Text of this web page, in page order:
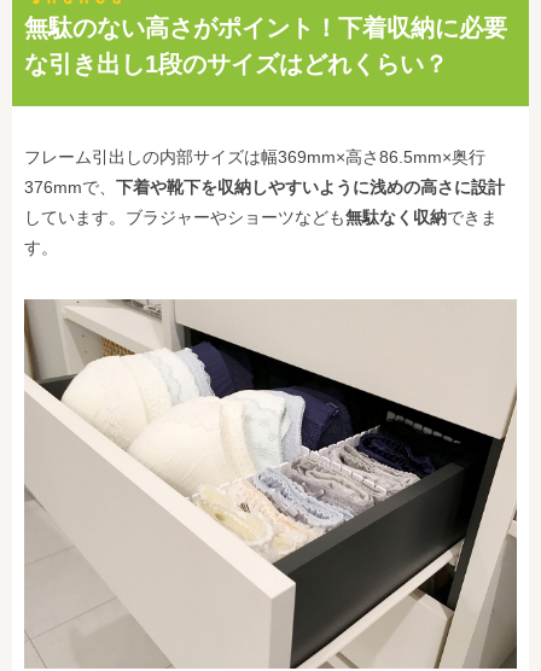
無駄のない高さがポイント！下着収納に必要
な引き出し1段のサイズはどれくらい？
フレーム引出しの内部サイズは幅369mm×高さ86.5mm×奥行
376mmで、 下着や靴下を収納しやすいように浅めの高さに設計
しています。ブラジャーやショーツなども無駄なく収納できま
す。